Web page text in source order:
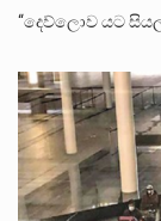
“දෙව්ලොව යට